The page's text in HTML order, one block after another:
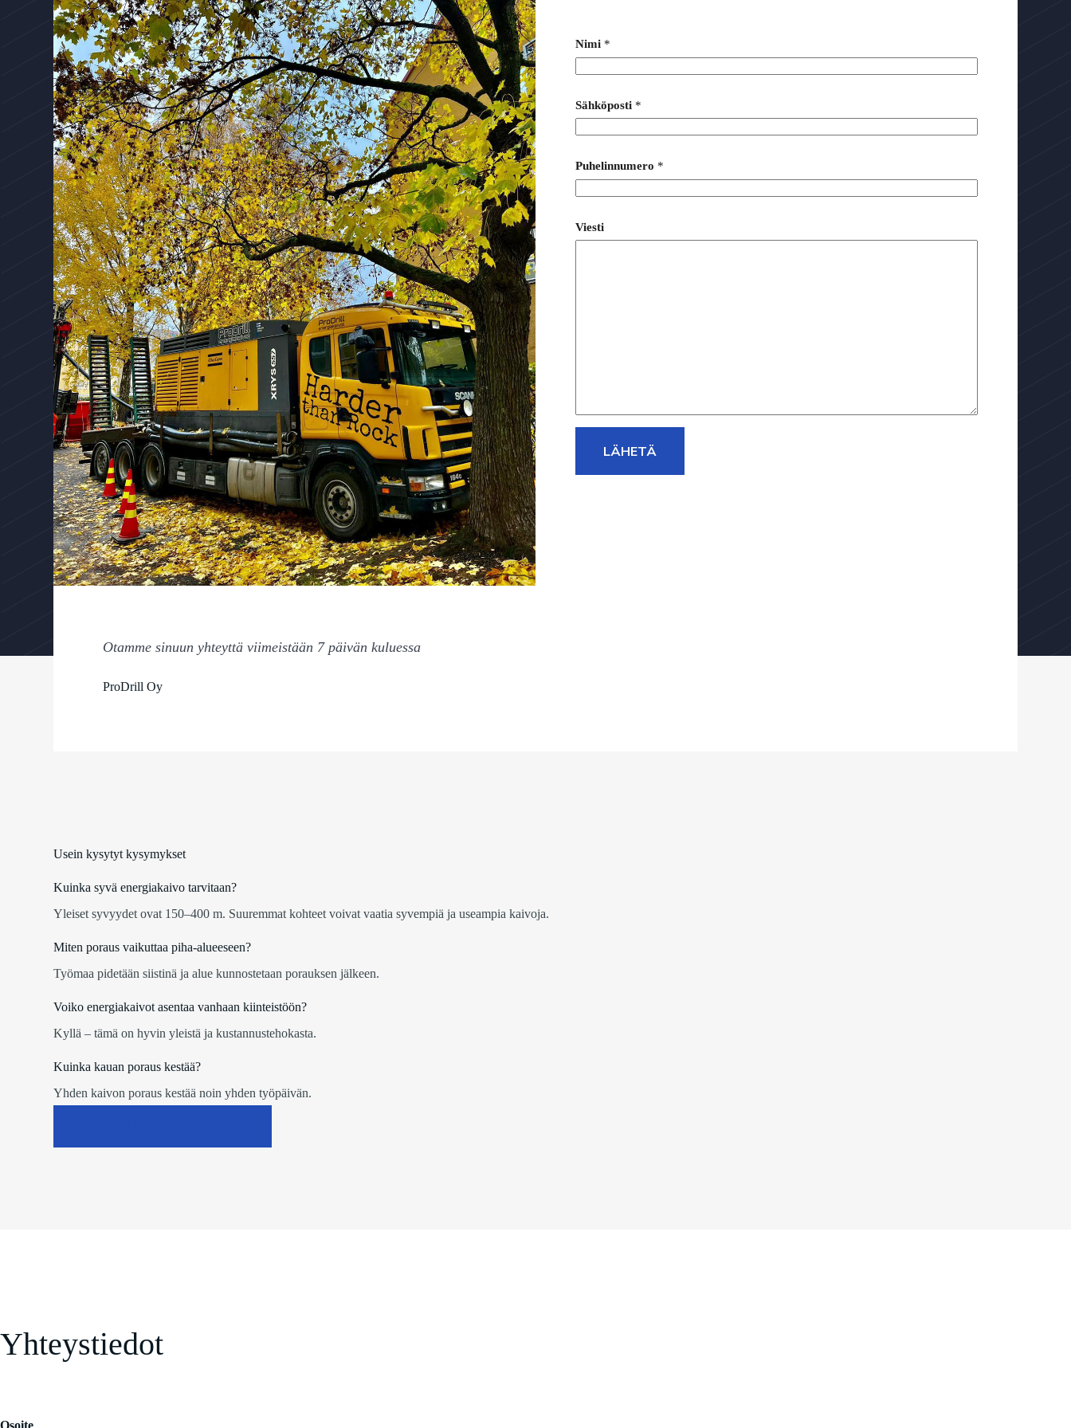
Otamme sinuun yhteyttä viimeistään 7 päivän kuluessa
ProDrill Oy
Nimi *
Sähköposti *
Puhelinnumero *
Viesti
LÄHETÄ
Usein kysytyt kysymykset
Kuinka syvä energiakaivo tarvitaan?
Yleiset syvyydet ovat 150–400 m. Suuremmat kohteet voivat vaatia syvempiä ja useampia kaivoja.
Miten poraus vaikuttaa piha-alueeseen?
Työmaa pidetään siistinä ja alue kunnostetaan porauksen jälkeen.
Voiko energiakaivot asentaa vanhaan kiinteistöön?
Kyllä – tämä on hyvin yleistä ja kustannustehokasta.
Kuinka kauan poraus kestää?
Yhden kaivon poraus kestää noin yhden työpäivän.
Yhteystiedot
Osoite